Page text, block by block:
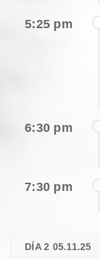
5:25 pm
6:30 pm
7:30 pm
DÍA 2 05.11.25